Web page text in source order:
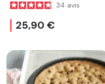
34 avis
25,90 €